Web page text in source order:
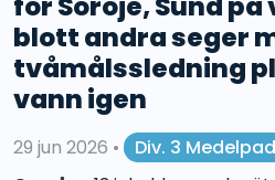
blott andra seger
tvåmålssledning
vann igen
29 jun 2026 •
Div. 3 Medelpad